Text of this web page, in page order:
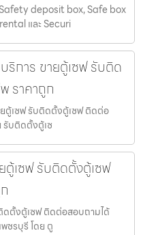
deposit box, Safe box
และ Securi
ริการ ขายตู้เซฟ รับติด
ราคาถูก
ตู้เซฟ รับติดตั้งตู้เซฟ ติดต่อ
รับติดตั้งตู้เซ
ตู้เซฟ รับติดตั้งตู้เซฟ
ดตั้งตู้เซฟ ติดต่อสอบถามได้
ชรบุรี โดย ตู